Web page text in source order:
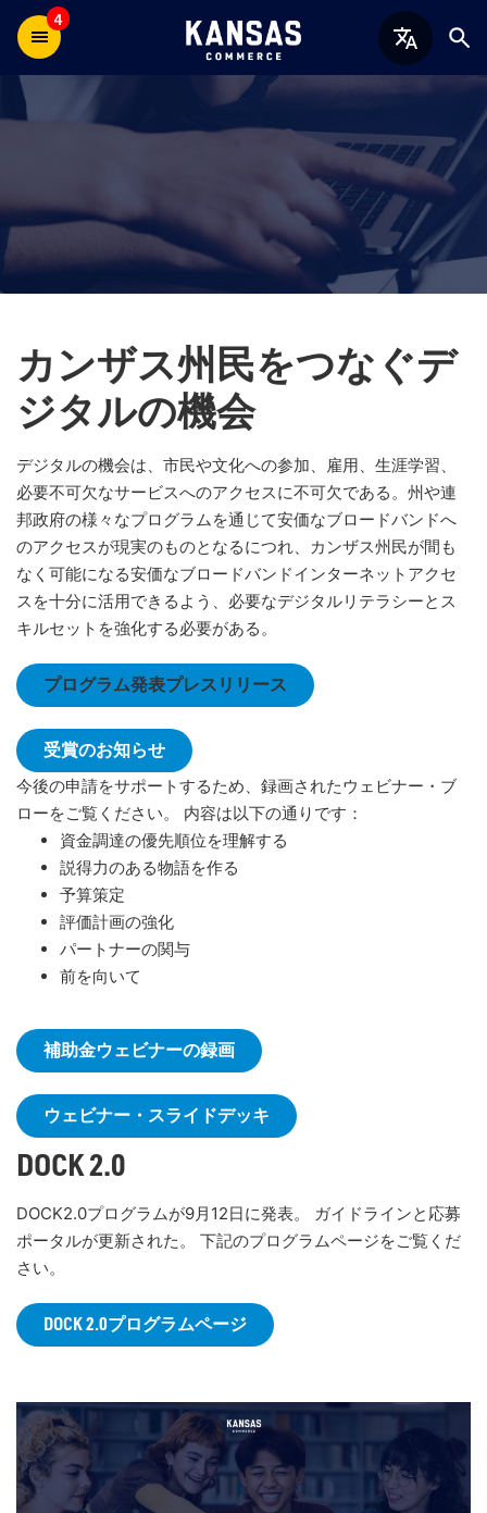
4
カンザス州民をつなぐデ
ジタルの機会
デジタルの機会は、市民や文化への参加、雇用、生涯学習、
必要不可欠なサービスへのアクセスに不可欠である。州や連
邦政府の様々なプログラムを通じて安価なブロードバンドへ
のアクセスが現実のものとなるにつれ、カンザス州民が間も
なく可能になる安価なブロードバンドインターネットアクセ
スを十分に活用できるよう、必要なデジタルリテラシーとス
キルセットを強化する必要がある。
プログラム発表プレスリリース
受賞のお知らせ
今後の申請をサポートするため、録画されたウェビナー・ブ
ローをご覧ください。 内容は以下の通りです：
資金調達の優先順位を理解する
説得力のある物語を作る
予算策定
評価計画の強化
パートナーの関与
前を向いて
補助金ウェビナーの録画
ウェビナー・スライドデッキ
DOCK 2.0
DOCK2.0プログラムが9月12日に発表。 ガイドラインと応募
ポータルが更新された。 下記のプログラムページをご覧くだ
さい。
DOCK 2.0プログラムページ